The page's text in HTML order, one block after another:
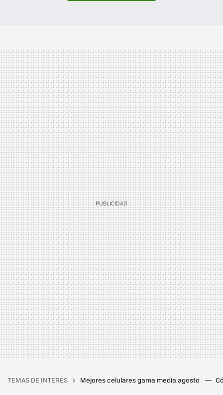
TEMAS DE INTERÉS Mejores celulares gama media agosto